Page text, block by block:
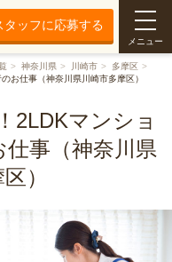
タッフに応募する
メニュー
神奈川県 川崎市
多摩区
お仕事（神奈川県川崎市多摩区）
2LDKマンショ
事（神奈川県
）